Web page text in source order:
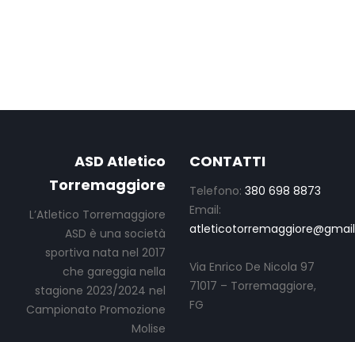
ASD Atletico
Torremaggiore
L’Atletico Torremaggiore
ASD è una società
sportiva nata nel 2017
che gareggia nella
stagione 2023/2024 nel
Campionato Promozione
Molise
CONTATTI
Telefono: 380 698 8873
Email:
Via Enrico De Nicola 97
71017 – Torremaggiore,
FG